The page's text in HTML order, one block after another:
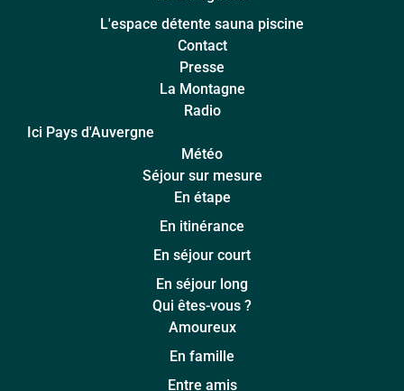
L'espace détente sauna piscine
Contact
Presse
La Montagne
Radio
Ici Pays d'Auvergne
Météo
Séjour sur mesure
En étape
En itinérance
En séjour court
En séjour long
Qui êtes-vous ?
Amoureux
En famille
Entre amis